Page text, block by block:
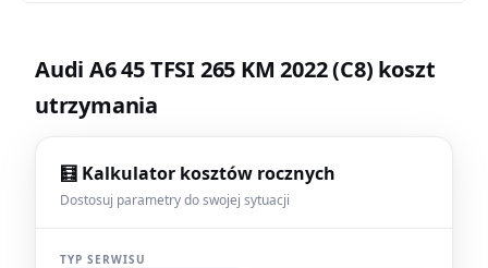
Audi A6 45 TFSI 265 KM 2022 (C8) koszt
utrzymania
🧮 Kalkulator kosztów rocznych
Dostosuj parametry do swojej sytuacji
TYP SERWISU